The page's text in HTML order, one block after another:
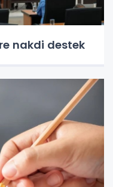
nakdi destek